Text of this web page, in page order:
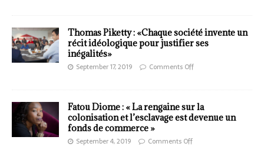
Thomas Piketty : «Chaque société invente un
récit idéologique pour justifier ses
inégalités»
September 17, 2019 Comments Off
Fatou Diome : « La rengaine sur la
colonisation et l’esclavage est devenue un
fonds de commerce »
September 4, 2019 Comments Off